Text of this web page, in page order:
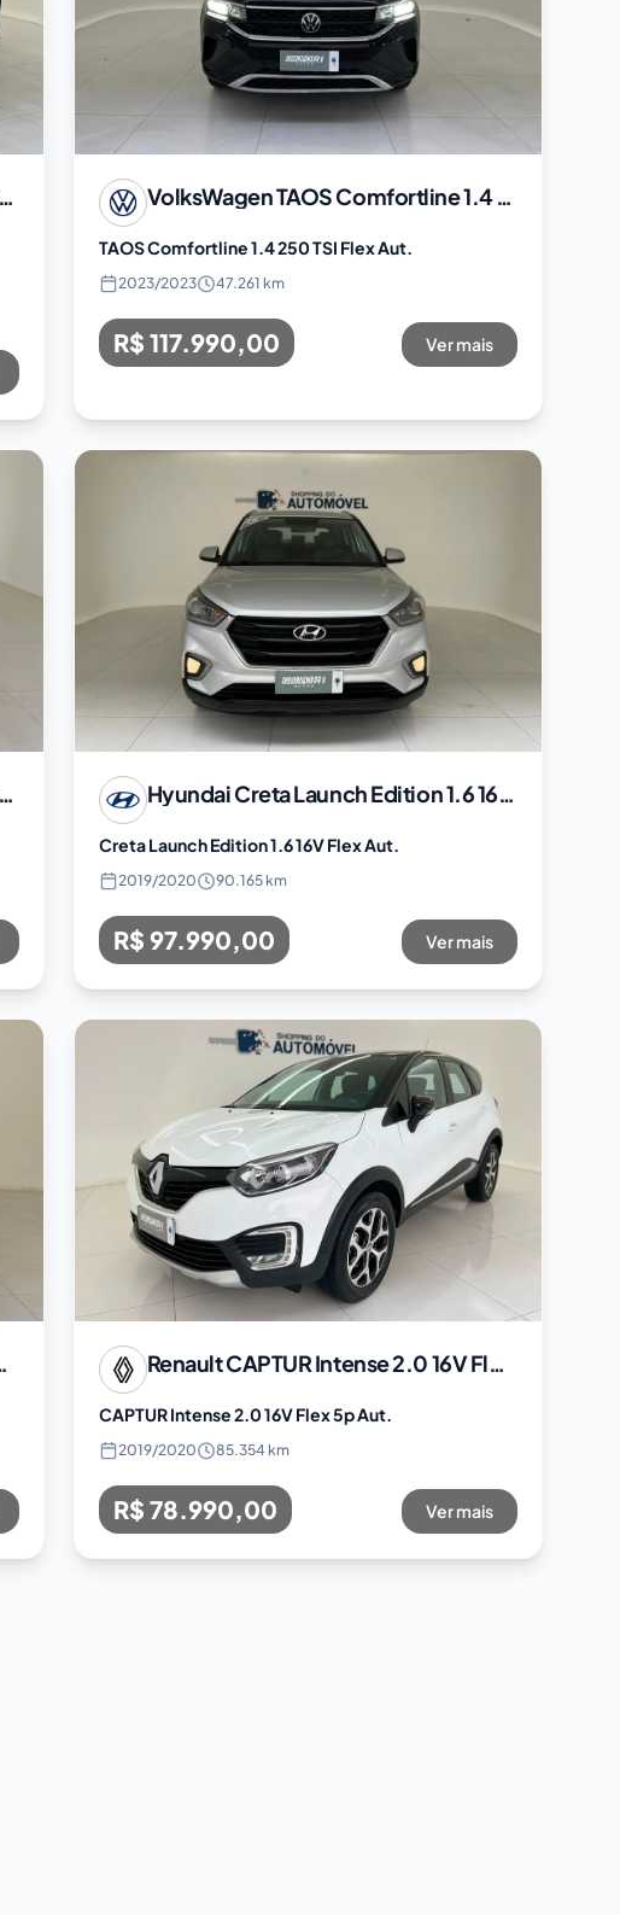
VolksWagenTAOS Comfortline 1.4 250 TSI Flex Aut.
TAOS Comfortline 1.4 250 TSI Flex Aut.
2023/2023 47.261 km
R$ 117.990,00 Ver mais
HyundaiCreta Launch Edition 1.6 16V Flex Aut.
Creta Launch Edition 1.6 16V Flex Aut.
2019/2020 90.165 km
R$ 97.990,00 Ver mais
RenaultCAPTUR Intense 2.0 16V Flex 5p Aut.
CAPTUR Intense 2.0 16V Flex 5p Aut.
2019/2020 85.354 km
R$ 78.990,00 Ver mais